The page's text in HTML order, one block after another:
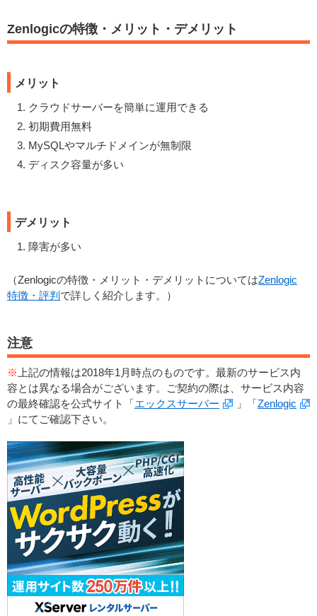
Zenlogicの特徴・メリット・デメリット
メリット
クラウドサーバーを簡単に運用できる
初期費用無料
MySQLやマルチドメインが無制限
ディスク容量が多い
デメリット
障害が多い
（Zenlogicの特徴・メリット・デメリットについてはZenlogic
特徴・評判 で詳しく紹介します。）
注意
※ 上記の情報は2018年1月時点のものです。最新のサービス内
容とは異なる場合がございます。ご契約の際は、サービス内容
の最終確認を公式サイト「エックスサーバー 」「Zenlogic
」にてご確認下さい。